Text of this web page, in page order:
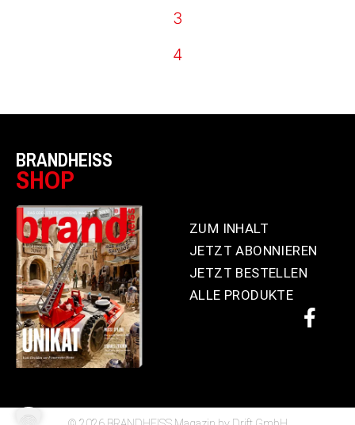
3
4
BRANDHEISS
SHOP
ZUM INHALT
JETZT ABONNIEREN
JETZT BESTELLEN
ALLE PRODUKTE